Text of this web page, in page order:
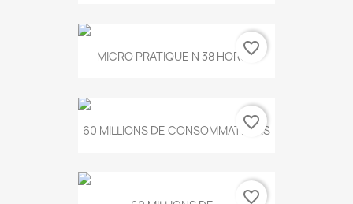
MICRO PRATIQUE N 38 HORS...
favorite_border
60 MILLIONS DE CONSOMMATEURS
favorite_border
favorite_border